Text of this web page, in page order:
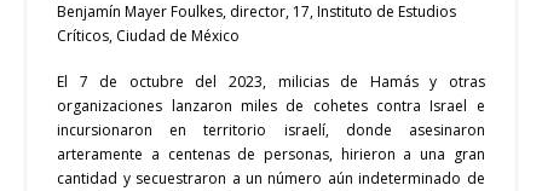
Benjamín Mayer Foulkes, director, 17, Instituto de Estudios
Críticos, Ciudad de México
El 7 de octubre del 2023, milicias de Hamás y otras
organizaciones lanzaron miles de cohetes contra Israel e
incursionaron en territorio israelí, donde asesinaron
arteramente a centenas de personas, hirieron a una gran
cantidad y secuestraron a un número aún indeterminado de